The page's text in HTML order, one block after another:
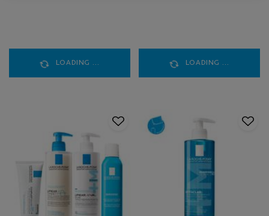
LOADING ... LOADING ...